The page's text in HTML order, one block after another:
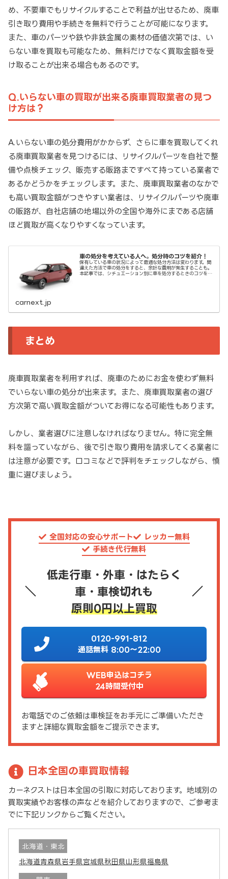
め、不要車でもリサイクルすることで利益が出せるため、廃車
引き取り費用や手続きを無料で行うことが可能になります。
また、車のパーツや鉄や非鉄金属の素材の価値次第では、い
らない車を買取も可能なため、無料だけでなく買取金額を受
け取ることが出来る場合もあるのです。
Q.いらない車の買取が出来る廃車買取業者の見つ
け方は？
A.いらない車の処分費用がかからず、さらに車を買取してくれ
る廃車買取業者を見つけるには、リサイクルパーツを自社で整
備や点検チェック、販売する販路まですべて持っている業者で
あるかどうかをチェックします。また、廃車買取業者のなかで
も高い買取金額がつきやすい業者は、リサイクルパーツや廃車
の販路が、自社店舗の地場以外の全国や海外にまである店舗
ほど買取が高くなりやすくなっています。
車の処分を考えている人へ。処分時のコツを紹介！
保有している車の状況によって最適な処分方法は変わります。間
違えた方法で車の処分をすると、余計な費用が発生することも。
本記事では、シチュエーション別に車を処分するときのコツを中
carnext.jp
まとめ
廃車買取業者を利用すれば、廃車のためにお金を使わず無料
でいらない車の処分が出来ます。また、廃車買取業者の選び
方次第で高い買取金額がついてお得になる可能性もあります。
しかし、業者選びに注意しなければなりません。特に完全無
料を謳っていながら、後で引き取り費用を請求してくる業者に
は注意が必要です。口コミなどで評判をチェックしながら、慎
重に選びましょう。
全国対応の安心サポート
レッカー無料
手続き代行無料
低走行車・外車・はたらく
車・車検切れも
原則0円以上買取
0120-991-812
通話無料 8:00～22:00
WEB申込はコチラ
24時間受付中
お電話でのご依頼は車検証をお手元にご準備いただき
ますと詳細な買取金額をご提示できます。
日本全国の車買取情報
カーネクストは日本全国の引取に対応しております。地域別の
買取実績やお客様の声などを紹介しておりますので、ご参考ま
でに下記リンクからご覧ください。
北海道・東北
北海道青森県岩手県宮城県秋田県山形県福島県